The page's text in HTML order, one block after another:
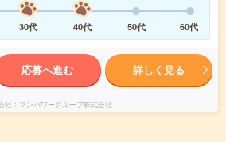
30代 40代 50代 60代
応募へ進む 詳しく見る
社 マンパワーグループ株式会社